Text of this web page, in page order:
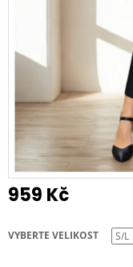
959 Kč
cena:
VYBERTE VELIKOST